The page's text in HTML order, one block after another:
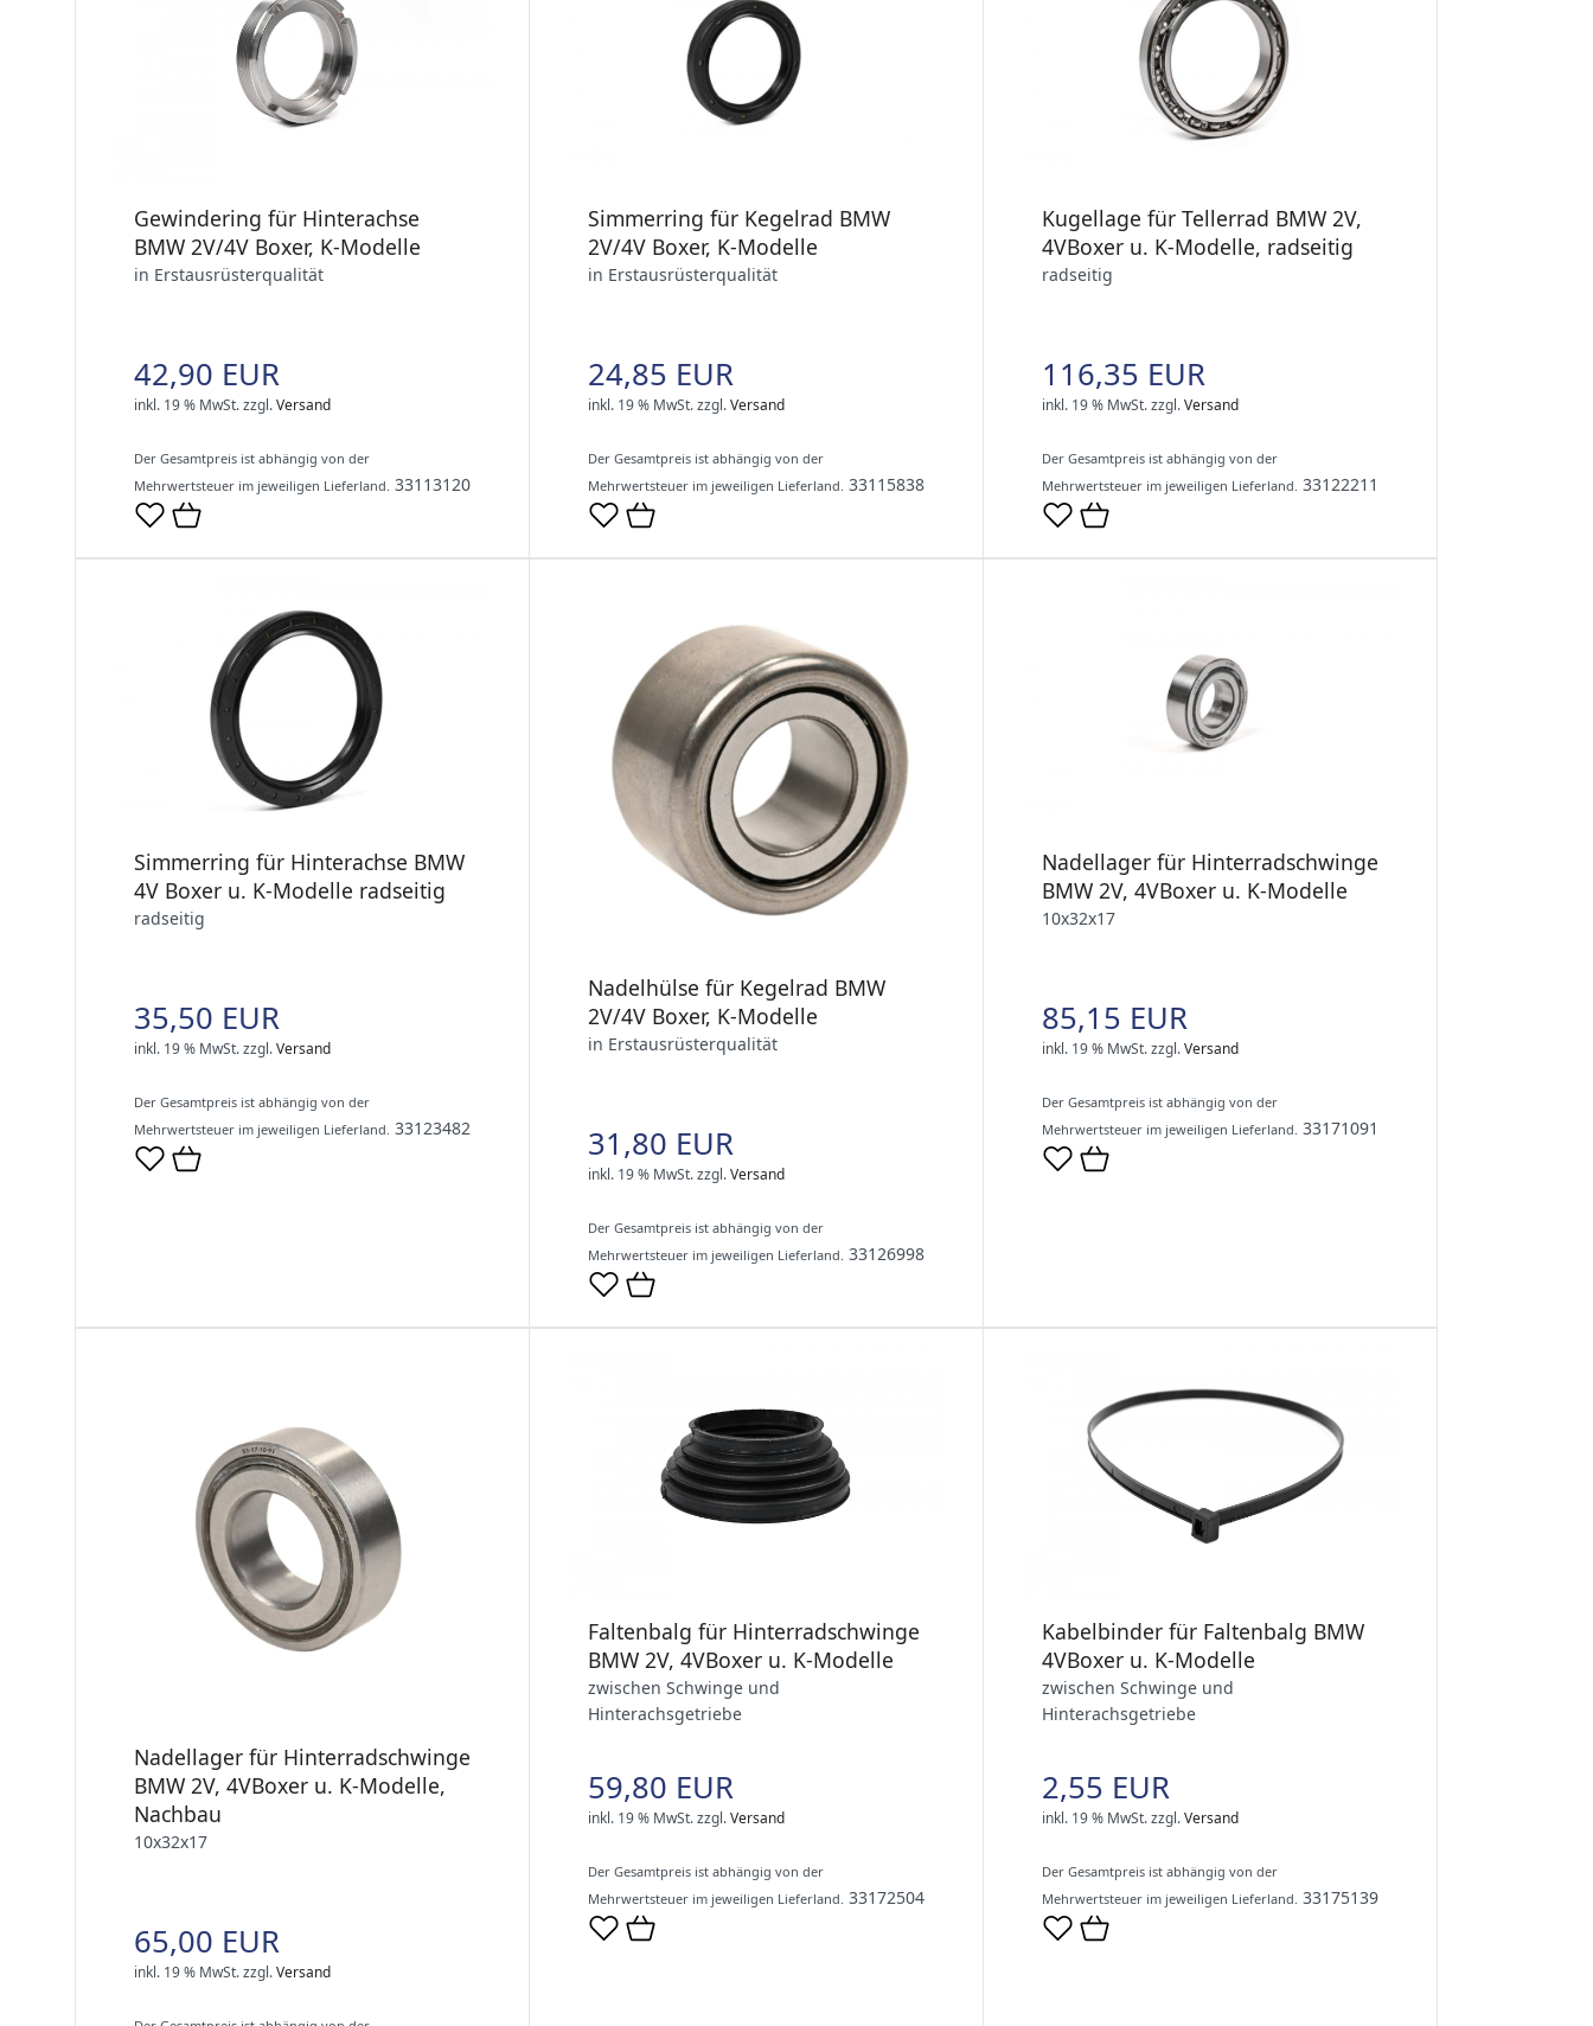
Gewindering für Hinterachse
BMW 2V/4V Boxer, K-Modelle
in Erstausrüsterqualität
42,90 EUR
inkl. 19 % MwSt.zzgl.Versand
Der Gesamtpreis ist abhängig von der
Mehrwertsteuer im jeweiligen Lieferland. 33113120
Simmerring für Kegelrad BMW
2V/4V Boxer, K-Modelle
in Erstausrüsterqualität
24,85 EUR
inkl. 19 % MwSt.zzgl.Versand
Der Gesamtpreis ist abhängig von der
Mehrwertsteuer im jeweiligen Lieferland. 33115838
Kugellage für Tellerrad BMW 2V,
4VBoxer u. K-Modelle, radseitig
radseitig
116,35 EUR
inkl. 19 % MwSt.zzgl.Versand
Der Gesamtpreis ist abhängig von der
Mehrwertsteuer im jeweiligen Lieferland. 33122211
Simmerring für Hinterachse BMW
4V Boxer u. K-Modelle radseitig
radseitig
35,50 EUR
inkl. 19 % MwSt.zzgl.Versand
Der Gesamtpreis ist abhängig von der
Mehrwertsteuer im jeweiligen Lieferland. 33123482
Nadelhülse für Kegelrad BMW
2V/4V Boxer, K-Modelle
in Erstausrüsterqualität
31,80 EUR
inkl. 19 % MwSt.zzgl.Versand
Der Gesamtpreis ist abhängig von der
Mehrwertsteuer im jeweiligen Lieferland. 33126998
Nadellager für Hinterradschwinge
BMW 2V, 4VBoxer u. K-Modelle
10x32x17
85,15 EUR
inkl. 19 % MwSt.zzgl.Versand
Der Gesamtpreis ist abhängig von der
Mehrwertsteuer im jeweiligen Lieferland. 33171091
Nadellager für Hinterradschwinge
BMW 2V, 4VBoxer u. K-Modelle,
Nachbau
10x32x17
65,00 EUR
inkl. 19 % MwSt.zzgl.Versand
Faltenbalg für Hinterradschwinge
BMW 2V, 4VBoxer u. K-Modelle
zwischen Schwinge und
Hinterachsgetriebe
59,80 EUR
inkl. 19 % MwSt.zzgl.Versand
Der Gesamtpreis ist abhängig von der
Mehrwertsteuer im jeweiligen Lieferland. 33172504
Kabelbinder für Faltenbalg BMW
4VBoxer u. K-Modelle
zwischen Schwinge und
Hinterachsgetriebe
2,55 EUR
inkl. 19 % MwSt.zzgl.Versand
Der Gesamtpreis ist abhängig von der
Mehrwertsteuer im jeweiligen Lieferland. 33175139